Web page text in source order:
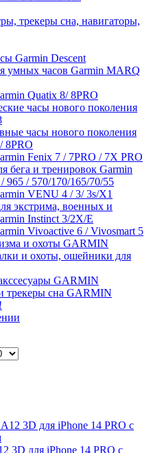
трекеры сна, навигаторы,
Garmin Descent
умных часов Garmin MARQ
Quatix 8/ 8PRO
часы нового поколения
часы нового поколения
8PRO
Fenix 7 / 7PRO / 7X PRO
бега и тренировок Garmin
965 / 570/170/165/70/55
VENU 4 / 3/ 3s/X1
экстрима, военных и
Instinct 3/2X/E
Vivoactive 6 / Vivosmart 5
и охоты GARMIN
и охоты, ошейники для
GARMIN
трекеры сна GARMIN
3D для iPhone 14 PRO с